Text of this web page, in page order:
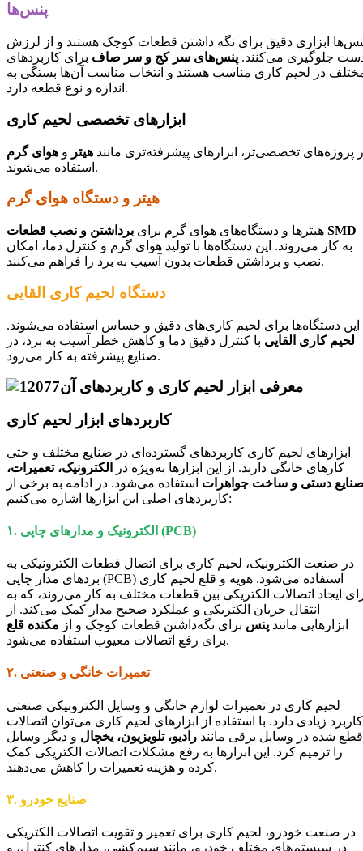
پنس‌ها
ابزاری دقیق برای نگه داشتن قطعات کوچک هستند و از لرزش
جلوگیری می‌کنند. پنس‌های سر کج و سر صاف برای کاربردهای
در لحیم کاری مناسب هستند و انتخاب مناسب آن‌ها بستگی به
اندازه و نوع قطعه دارد.
ابزارهای تخصصی لحیم کاری
پروژه‌های تخصصی‌تر، ابزارهای پیشرفته‌تری مانند هیتر و هوای گرم
استفاده می‌شوند.
هیتر و دستگاه هوای گرم
هیترها و دستگاه‌های هوای گرم برای برداشتن و نصب قطعات SMD
به کار می‌روند. این دستگاه‌ها با تولید هوای گرم و کنترل دما، امکان
نصب و برداشتن قطعات بدون آسیب به برد را فراهم می‌کنند.
دستگاه لحیم کاری القایی
این دستگاه‌ها برای لحیم کاری‌های دقیق و حساس استفاده می‌شوند.
لحیم کاری القایی با کنترل دقیق دما و کاهش خطر آسیب به برد، در
صنایع پیشرفته به کار می‌رود.
کاربردهای ابزار لحیم کاری
ابزارهای لحیم کاری کاربردهای گسترده‌ای در صنایع مختلف و حتی
کارهای خانگی دارند. از این ابزارها به‌ویژه در
الکترونیک، تعمیرات،
دستی و ساخت جواهرات استفاده می‌شود. در ادامه به برخی از
کاربردهای اصلی این ابزارها اشاره می‌کنیم:
۱. الکترونیک و مدارهای چاپی (PCB)
در صنعت الکترونیک، لحیم کاری برای اتصال قطعات الکترونیکی به
بردهای مدار چاپی (PCB) استفاده می‌شود. هویه و قلع لحیم کاری
ایجاد اتصالات الکتریکی بین قطعات مختلف به کار می‌روند، که به
انتقال جریان الکتریکی و عملکرد صحیح مدار کمک می‌کند. از
ابزارهایی مانند پنس برای نگه‌داشتن قطعات کوچک و از مکنده قلع
برای رفع اتصالات معیوب استفاده می‌شود.
۲. تعمیرات خانگی و صنعتی
لحیم کاری در تعمیرات لوازم خانگی و وسایل الکترونیکی صنعتی
کاربرد زیادی دارد. با استفاده از ابزارهای لحیم کاری می‌توان اتصالات
قطع شده در وسایل برقی مانند رادیو، تلویزیون، یخچال و دیگر وسایل
را ترمیم کرد. این ابزارها به رفع مشکلات اتصالات الکتریکی کمک
کرده و هزینه تعمیرات را کاهش می‌دهند.
۳. صنایع خودرو
در صنعت خودرو، لحیم کاری برای تعمیر و تقویت اتصالات الکتریکی
در سیستم‌های مختلف خودرو، مانند سیم‌کشی، مدارهای کنترل، و